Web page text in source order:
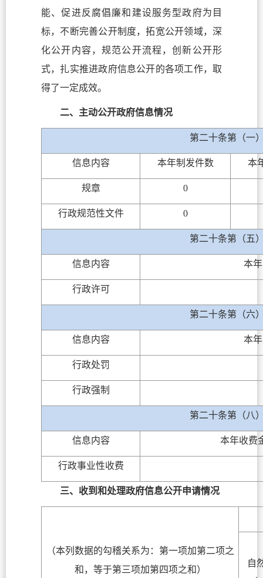
能、促进反腐倡廉和建设服务型政府为目
标，不断完善公开制度，拓宽公开领域，深
化公开内容，规范公开流程，创新公开形
式，扎实推进政府信息公开的各项工作，取
得了一定成效。
二、主动公开政府信息情况
第二十条第（一
信息内容 本年制发件数 本
规章 0
行政规范性文件 0
第二十条第（五
信息内容 本
行政许可
第二十条第（六
信息内容 本
行政处罚
行政强制
第二十条第（八
信息内容 本年收费
行政事业性收费
三、收到和处理政府信息公开申请情况
（本列数据的勾稽关系为：第一项加第二项之
和，等于第三项加第四项之和）
自